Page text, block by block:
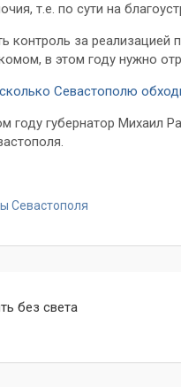
т.е. по сути на
контроль за
в этом году нужно
Севастополю
году губернатор Михаил
Севастополя
без света